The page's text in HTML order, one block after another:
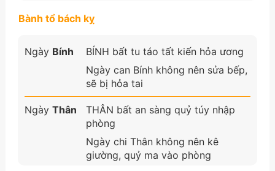
Bành tổ bách kỵ
Ngày Bính
BÍNH bất tu táo tất kiến hỏa ương
Ngày can Bính không nên sửa bếp,
sẽ bị hỏa tai
Ngày Thân
THÂN bất an sàng quỷ túy nhập
phòng
Ngày chi Thân không nên kê
giường, quỷ ma vào phòng